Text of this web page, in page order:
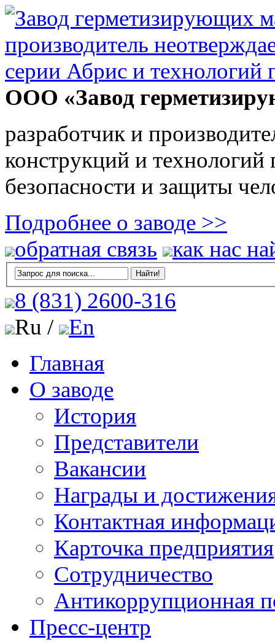
ООО «Завод
разработчик и
конструкций и
безопасности и защиты
Подробнее о заводе >>
обратная связь
как нас
8 (831) 2600-316
Ru /
En
Главная
О заводе
История
Представители
Вакансии
Награды и
Контактная
Карточка предприятия
Сотрудничество
Антикоррупционная
Пресс-центр